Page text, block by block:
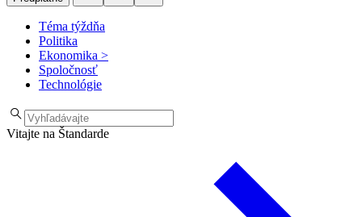
Téma týždňa
Politika
Ekonomika >
Spoločnosť
Technológie
Vitajte na Štandarde